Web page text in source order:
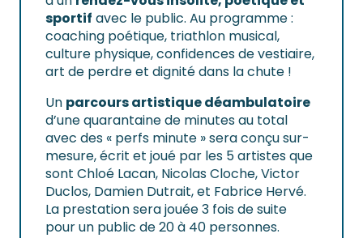
sportif avec le public. Au programme :
coaching poétique, triathlon musical,
culture physique, confidences de vestiaire,
art de perdre et dignité dans la chute !
Un parcours artistique déambulatoire
d’une quarantaine de minutes au total
avec des « perfs minute » sera conçu sur-
mesure, écrit et joué par les 5 artistes que
sont Chloé Lacan, Nicolas Cloche, Victor
Duclos, Damien Dutrait, et Fabrice Hervé.
La prestation sera jouée 3 fois de suite
pour un public de 20 à 40 personnes.